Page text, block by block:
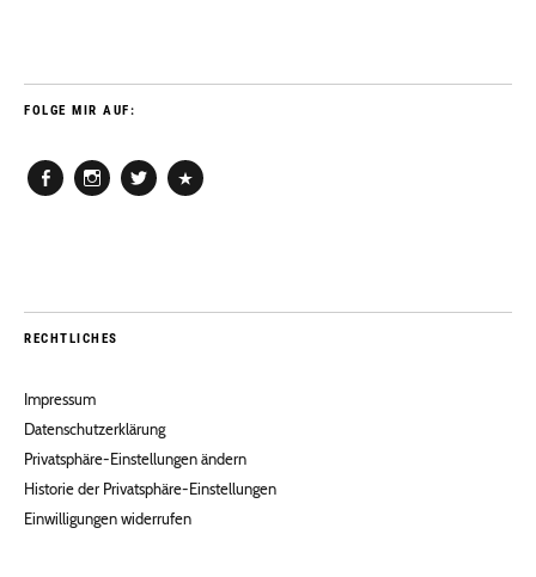
FOLGE MIR AUF:
RECHTLICHES
Impressum
Datenschutzerklärung
Privatsphäre-Einstellungen ändern
Historie der Privatsphäre-Einstellungen
Einwilligungen widerrufen